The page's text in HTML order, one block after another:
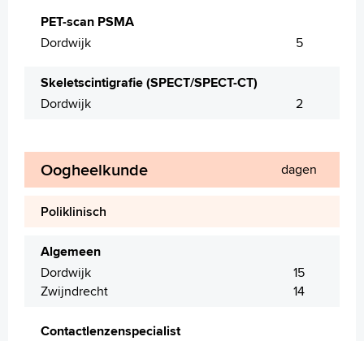
PET-scan PSMA
Dordwijk
5
Skeletscintigrafie (SPECT/SPECT-CT)
Dordwijk
2
Oogheelkunde dagen
Poliklinisch
Algemeen
Dordwijk
15
Zwijndrecht
14
Contactlenzenspecialist